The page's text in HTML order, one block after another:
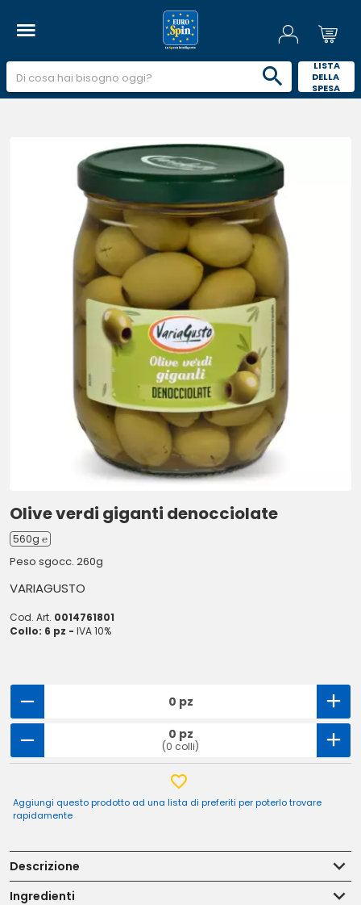
LISTA
DELLA
SPESA
Olive verdi giganti denocciolate
560g ℮
Peso sgocc. 260g
VARIAGUSTO
Cod. Art. 0014761801
Collo: 6 pz - IVA 10%
0 pz
0 pz
(0 colli)
Aggiungi questo prodotto ad una lista di preferiti per poterlo trovare
rapidamente
Descrizione
Ingredienti